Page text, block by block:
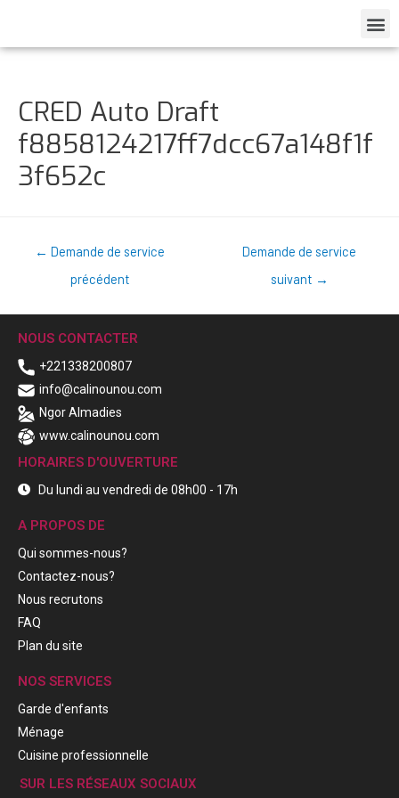
CRED Auto Draft
f8858124217ff7dcc67a148f1f
3f652c
← Demande de service
précédent
Demande de service
suivant →
NOUS CONTACTER
+221338200807
info@calinounou.com
Ngor Almadies
www.calinounou.com
HORAIRES D'OUVERTURE
Du lundi au vendredi de 08h00 - 17h
A PROPOS DE
Qui sommes-nous?
Contactez-nous?
Nous recrutons
FAQ
Plan du site
NOS SERVICES
Garde d'enfants
Ménage
Cuisine professionnelle
SUR LES RÉSEAUX SOCIAUX